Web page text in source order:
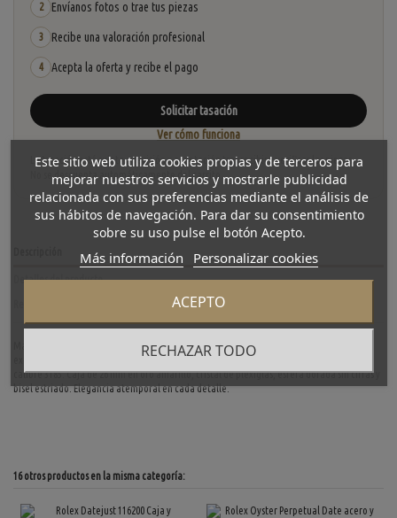
2 Envíanos fotos o trae tus piezas
3 Recibe una valoración profesional
4 Acepta la oferta y recibe el pago
Solicitar tasación
Ver cómo funciona
La tasación está sujeta a revisión y aceptación tras recibir y verificar las piezas.
No se descuenta automáticamente del carrito.
Detalles del producto
Magnífico Rolex Lady-Datejust oro 6517, un clásico femenino de segunda mano en
calibre 3185. Caja de 26 mm en oro amarillo, cristal de plexiglas, esfera dorada sin cifras y
bisel estriado. Elegancia atemporal en cada detalle.
16 otros productos en la misma categoría:
Este sitio web utiliza cookies propias y de terceros para
mejorar nuestros servicios y mostrarle publicidad
relacionada con sus preferencias mediante el análisis de
sus hábitos de navegación. Para dar su consentimiento
sobre su uso pulse el botón Acepto.
Más información Personalizar cookies
RECHAZAR TODO
ACEPTO